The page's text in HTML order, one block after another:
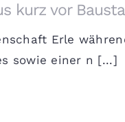
kurz vor
Erle
sowie einer n [...]